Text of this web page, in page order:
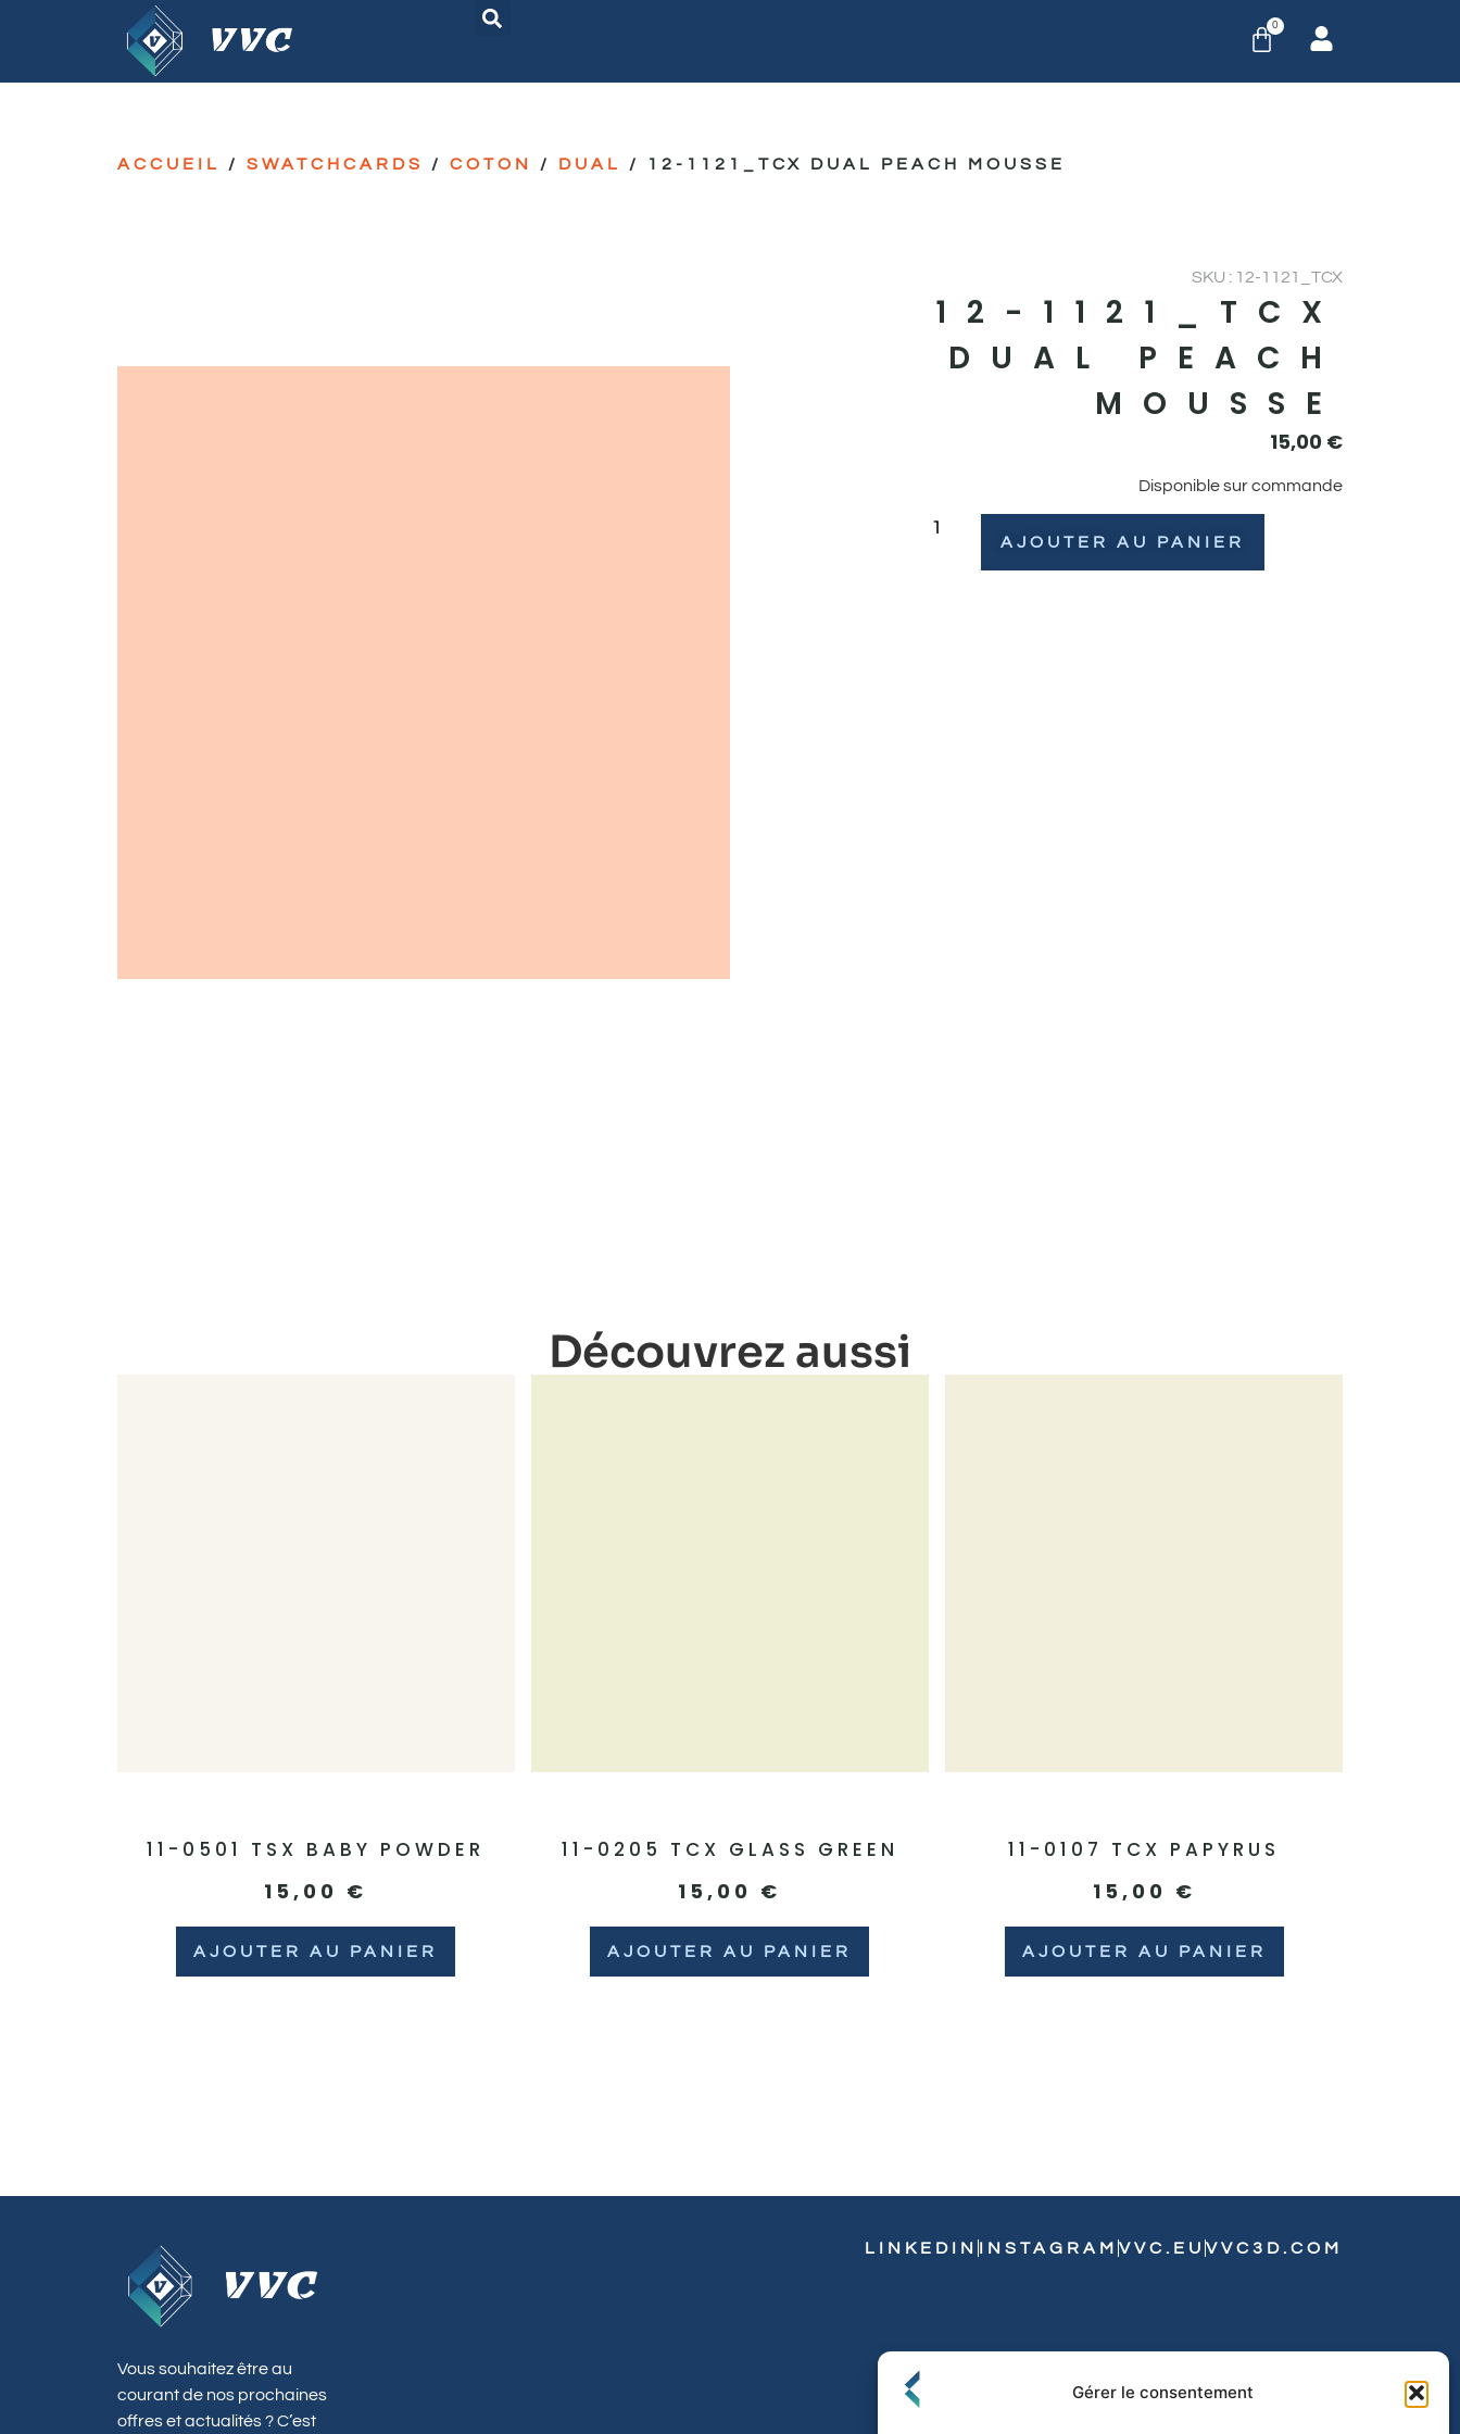
Gérer le consentement
0
ACCUEIL / SWATCHCARDS / COTON / DUAL / 12-1121_TCX DUAL PEACH MOUSSE
SKU : 12-1121_TCX
12-1121_TCX
DUAL PEACH
MOUSSE
15,00 €
Disponible sur commande
AJOUTER AU PANIER
Découvrez aussi
11-0501 TSX BABY POWDER
15,00 €
AJOUTER AU PANIER
11-0205 TCX GLASS GREEN
15,00 €
AJOUTER AU PANIER
11-0107 TCX PAPYRUS
15,00 €
AJOUTER AU PANIER
Vous souhaitez être au
courant de nos prochaines
offres et actualités ? C’est
LINKEDIN INSTAGRAM VVC.EU VVC3D.COM